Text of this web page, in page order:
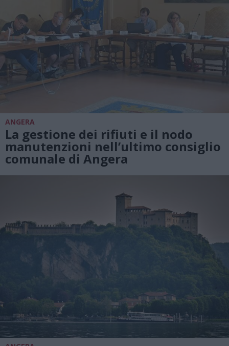
ANGERA
La gestione dei rifiuti e il nodo
manutenzioni nell’ultimo consiglio
comunale di Angera